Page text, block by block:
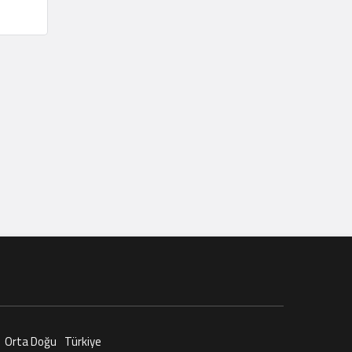
Orta Doğu Türkiye